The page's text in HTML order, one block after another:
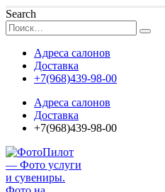
Search
Адреса салонов
Доставка
+7(968)439-98-00
Адреса салонов
Доставка
+7(968)439-98-00